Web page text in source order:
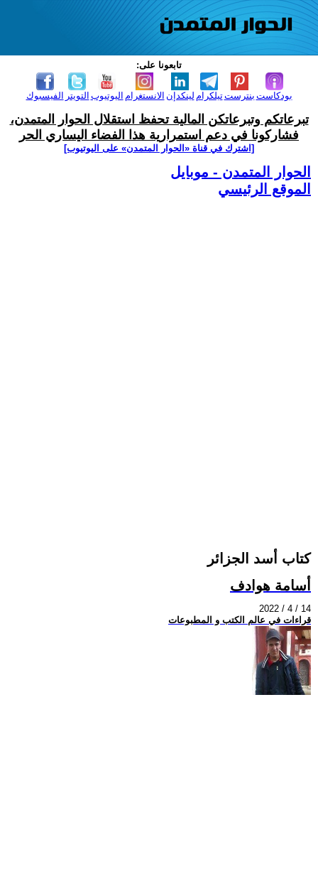
تابعونا على:
الفيسبوك التويتر اليوتيوب الانستغرام لينكدإن تيلكرامبنترست بودكاست
تبرعاتكم وتبرعاتكن المالية تحفظ استقلال الحوار المتمدن،
فشاركونا في دعم استمرارية هذا الفضاء اليساري الحر
[اشترك في قناة ‫«الحوار المتمدن» على اليوتيوب]
الحوار المتمدن - موبايل
الموقع الرئيسي
كتاب أسد الجزائر
أسامة هوادف
2022 / 4 / 14
قراءات في عالم الكتب و المطبوعات